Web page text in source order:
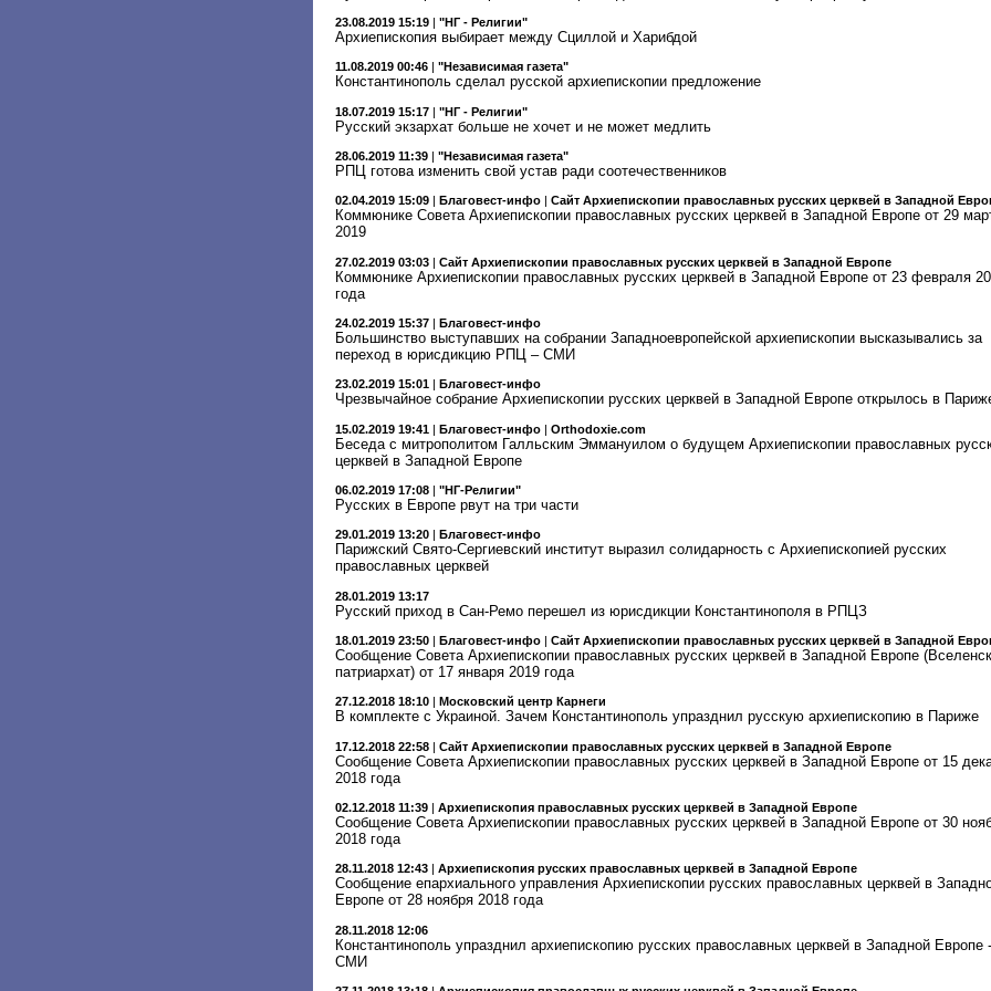
23.08.2019 15:19 | "НГ - Религии"
Архиепископия выбирает между Сциллой и Харибдой
11.08.2019 00:46 "Независимая газета"
Константинополь сделал русской архиепископии предложение
18.07.2019 15:17 | "НГ - Религии"
Русский экзархат больше не хочет и не может медлить
28.06.2019 11:39 | "Независимая газета"
РПЦ готова изменить свой устав ради соотечественников
02.04.2019 15:09 Благовест-инфо Сайт Архиепископии православных русских церквей в Западной
Коммюнике Совета Архиепископии православных русских церквей в Западной Европе от 29
2019
27.02.2019 03:03 | Сайт Архиепископии православных русских церквей в Западной Европе
Коммюнике Архиепископии православных русских церквей в Западной Европе от 23 февраля
года
24.02.2019 15:37 | Благовест-инфо
Большинство выступавших на собрании Западноевропейской архиепископии высказывались за
переход в юрисдикцию РПЦ – СМИ
23.02.2019 15:01 Благовест-инфо
Чрезвычайное собрание Архиепископии русских церквей в Западной Европе открылось в
15.02.2019 19:41 | Благовест-инфо | Orthodoxie.com
Беседа с митрополитом Галльским Эммануилом о будущем Архиепископии православных
церквей в Западной Европе
06.02.2019 17:08 | "НГ-Религии"
Русских в Европе рвут на три части
29.01.2019 13:20 Благовест-инфо
Парижский Свято-Сергиевский институт выразил солидарность с Архиепископией русских
православных церквей
28.01.2019 13:17
Русский приход в Сан-Ремо перешел из юрисдикции Константинополя в РПЦЗ
18.01.2019 23:50 | Благовест-инфо | Сайт Архиепископии православных русских церквей в Западной
Сообщение Совета Архиепископии православных русских церквей в Западной Европе
патриархат) от 17 января 2019 года
27.12.2018 18:10 Московский центр Карнеги
В комплекте с Украиной. Зачем Константинополь упразднил русскую архиепископию в Париже
17.12.2018 22:58 | Сайт Архиепископии православных русских церквей в Западной Европе
Сообщение Совета Архиепископии православных русских церквей в Западной Европе от 15
2018 года
02.12.2018 11:39 | Архиепископия православных русских церквей в Западной Европе
Сообщение Совета Архиепископии православных русских церквей в Западной Европе от 30
2018 года
28.11.2018 12:43 Архиепископия русских православных церквей в Западной Европе
Сообщение епархиального управления Архиепископии русских православных церквей в
Европе от 28 ноября 2018 года
28.11.2018 12:06
Константинополь упразднил архиепископию русских православных церквей в Западной Европе -
СМИ